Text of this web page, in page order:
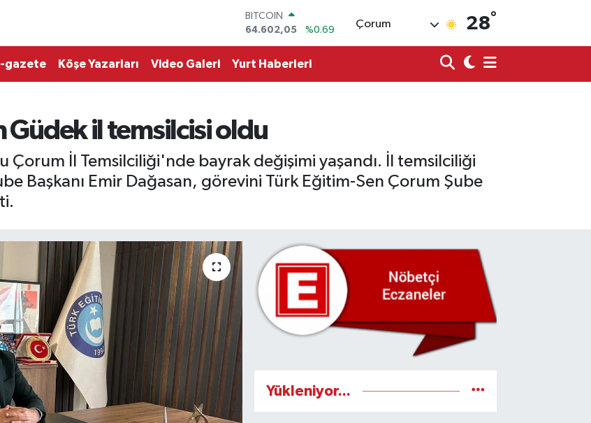
DOLAR
47,6006
%0.06
EURO
55,0250
%0.02
BİST100
13.768
Çorum 28°
gazete Köşe Yazarları Video Galeri Yurt Haberleri
Güdek il temsilcisi oldu
Çorum İl Temsilciliği'nde bayrak değişimi yaşandı. İl temsilciliği
Başkanı Emir Dağasan, görevini Türk Eğitim-Sen Çorum Şube
Yükleniyor...